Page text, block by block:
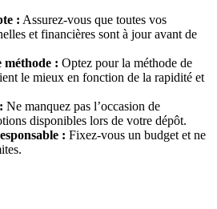
: Assurez-vous que toutes vos
et financières sont à jour avant de
méthode : Optez pour la méthode de
le mieux en fonction de la rapidité et
Ne manquez pas l’occasion de
disponibles lors de votre dépôt.
: Fixez-vous un budget et ne